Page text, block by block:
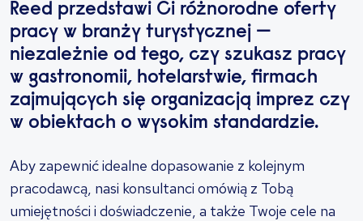
Reed przedstawi Ci różnorodne oferty
pracy w branży turystycznej —
niezależnie od tego, czy szukasz pracy
w gastronomii, hotelarstwie, firmach
zajmujących się organizacją imprez czy
w obiektach o wysokim standardzie.
Aby zapewnić idealne dopasowanie z kolejnym
pracodawcą, nasi konsultanci omówią z Tobą
umiejętności i doświadczenie, a także Twoje cele na